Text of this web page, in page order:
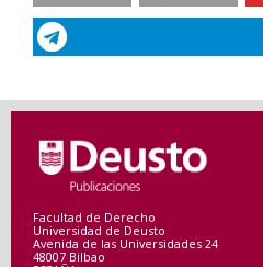
Facultad de Derecho
Universidad de Deusto
Avenida de las Universidades 24
48007 Bilbao